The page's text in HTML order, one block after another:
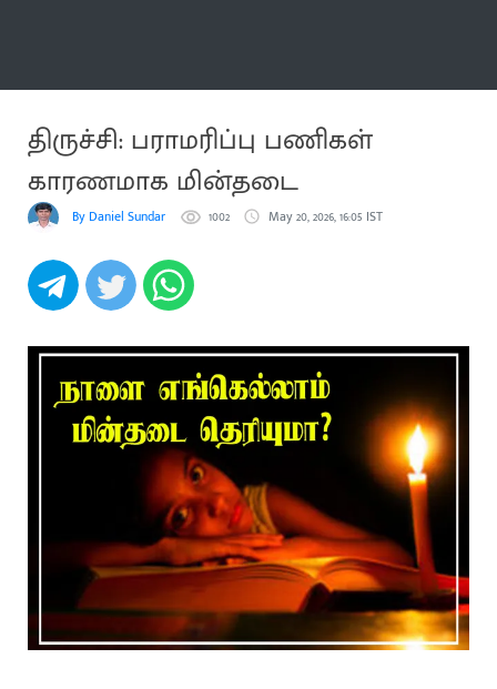
திருச்சி: பராமரிப்பு பணிகள்
காரணமாக மின்தடை
By Daniel Sundar 1002 May 20, 2026, 16:05 IST